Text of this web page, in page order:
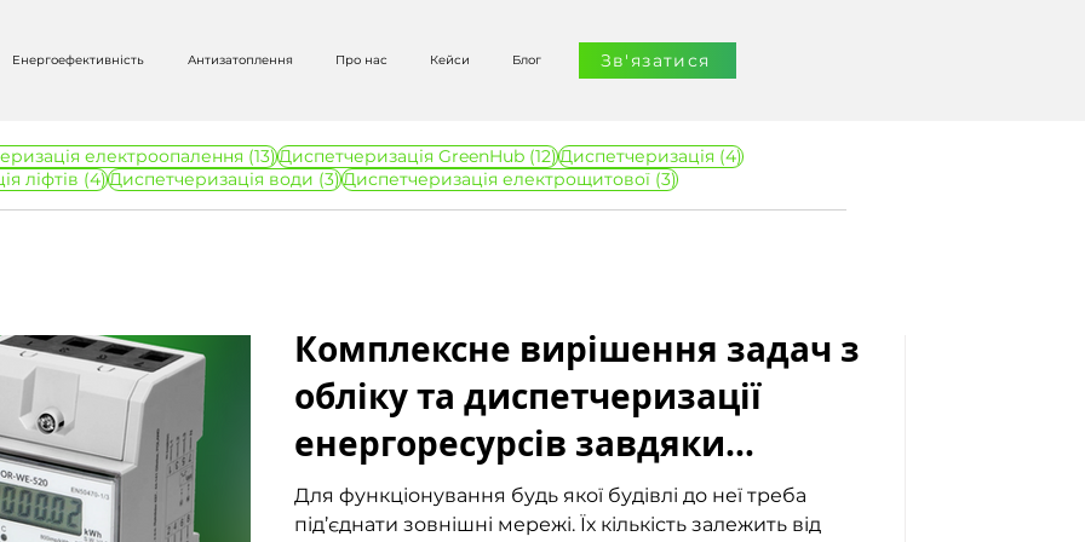
Енергоефективність Антизатоплення Про нас Кейси Блог Зв'язатися
електроопалення (13)13 постів
Диспетчеризація GreenHub (12)12 постів
Диспетчеризація (4)4 пости
ліфтів (4)4 пости
Диспетчеризація води (3)3 пости
Диспетчеризація електрощитової (3)3 пости
Комплексне вирішення задач з
обліку та диспетчеризації
енергоресурсів завдяки
системі GreenHub
Для функціонування будь якої будівлі до неї треба
під’єднати зовнішні мережі. Їх кількість залежить від